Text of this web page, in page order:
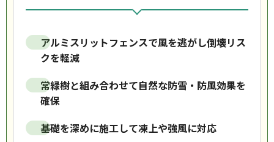
アルミスリットフェンスで風を逃がし倒壊リス
クを軽減
常緑樹と組み合わせて自然な防雪・防風効果を
確保
基礎を深めに施工して凍上や強風に対応